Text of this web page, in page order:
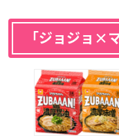
「ジョジョ×